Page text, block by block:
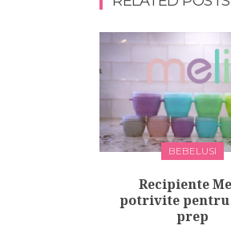
BEBELUSI
Recipiente
potrivite pentru
prep